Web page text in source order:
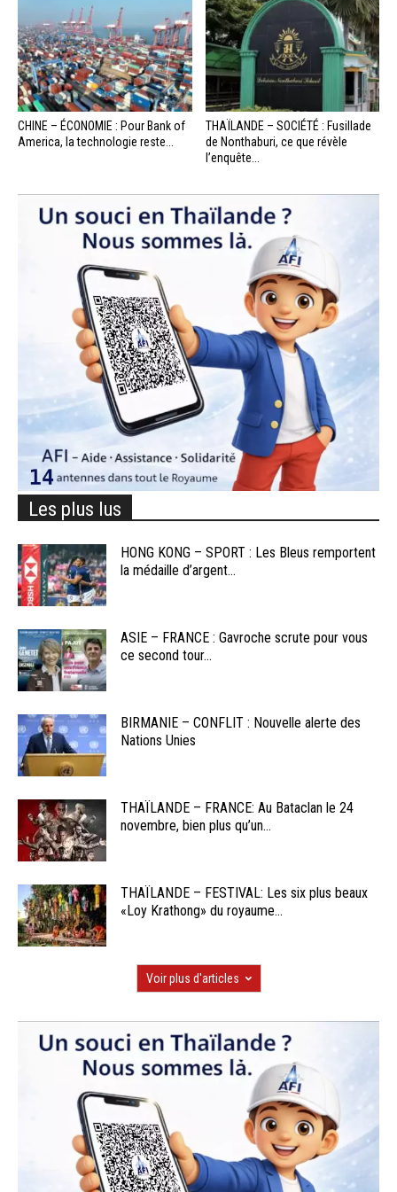
CHINE – ÉCONOMIE : Pour Bank of
America, la technologie reste...
THAÏLANDE – SOCIÉTÉ : Fusillade
de Nonthaburi, ce que révèle
l’enquête...
Les plus lus
HONG KONG – SPORT : Les Bleus remportent
la médaille d’argent...
ASIE – FRANCE : Gavroche scrute pour vous
ce second tour...
BIRMANIE – CONFLIT : Nouvelle alerte des
Nations Unies
THAÏLANDE – FRANCE: Au Bataclan le 24
novembre, bien plus qu’un...
THAÏLANDE – FESTIVAL: Les six plus beaux
«Loy Krathong» du royaume...
Voir plus d'articles